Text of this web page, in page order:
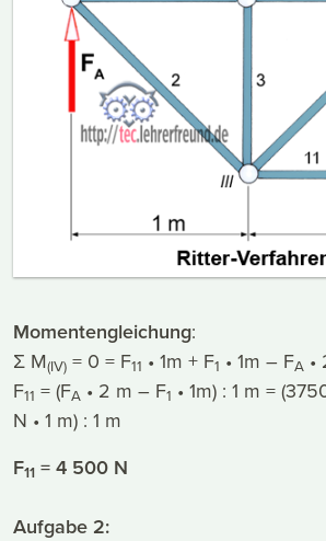
Momentengleichung:
Σ M(IV) = 0 = F11 • 1m + F1 • 1m – FA •
F11 = (FA • 2 m – F1 • 1m) : 1 m =
N • 1 m) : 1 m
F11 = 4 500 N
Aufgabe 2: